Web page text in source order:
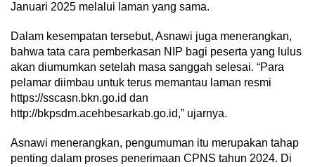
Januari 2025 melalui laman yang sama.
Dalam kesempatan tersebut, Asnawi juga menerangkan,
bahwa tata cara pemberkasan NIP bagi peserta yang lulus
akan diumumkan setelah masa sanggah selesai. “Para
pelamar diimbau untuk terus memantau laman resmi
https://sscasn.bkn.go.id dan
http://bkpsdm.acehbesarkab.go.id,” ujarnya.
Asnawi menerangkan, pengumuman itu merupakan tahap
penting dalam proses penerimaan CPNS tahun 2024. Di